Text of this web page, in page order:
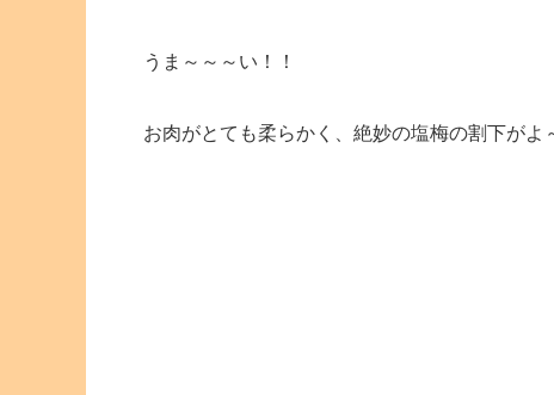
うま～～～い！！
お肉がとても柔らかく、絶妙の塩梅の割下がよ